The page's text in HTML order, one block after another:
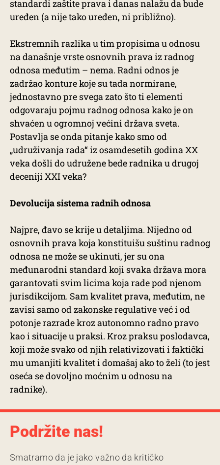
standardi zaštite prava i danas nalažu da bude
uređen (a nije tako uređen, ni približno).
Ekstremnih razlika u tim propisima u odnosu
na današnje vrste osnovnih prava iz radnog
odnosa međutim – nema. Radni odnos je
zadržao konture koje su tada normirane,
jednostavno pre svega zato što ti elementi
odgovaraju pojmu radnog odnosa kako je on
shvaćen u ogromnoj većini država sveta.
Postavlja se onda pitanje kako smo od
„udruživanja rada“ iz osamdesetih godina XX
veka došli do udružene bede radnika u drugoj
deceniji XXI veka?
Devolucija sistema radnih odnosa
Najpre, đavo se krije u detaljima. Nijedno od
osnovnih prava koja konstituišu suštinu radnog
odnosa ne može se ukinuti, jer su ona
međunarodni standard koji svaka država mora
garantovati svim licima koja rade pod njenom
jurisdikcijom. Sam kvalitet prava, međutim, ne
zavisi samo od zakonske regulative već i od
potonje razrade kroz autonomno radno pravo
kao i situacije u praksi. Kroz praksu poslodavca,
koji može svako od njih relativizovati i faktički
mu umanjiti kvalitet i domašaj ako to želi (to jest
oseća se dovoljno moćnim u odnosu na
radnike).
Podržite nas!
Smatramo da je jako važno da kritičko